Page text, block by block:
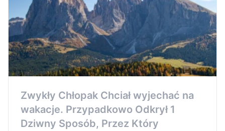
Zwykły Chłopak Chciał wyjechać na
wakacje. Przypadkowo Odkrył 1
Dziwny Sposób, Przez Który